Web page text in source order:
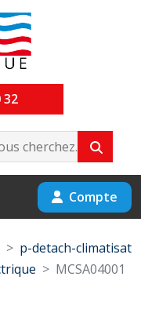
32
Compte
p-detach-climatisat
MCSA04001